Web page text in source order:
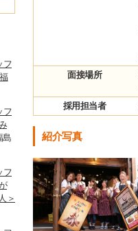
フ
フ
島
フ
＞
面接場所
採用担当者
紹介写真